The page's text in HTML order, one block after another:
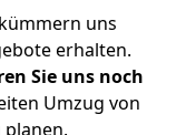
uns
erhalten.
Sie uns noch
Umzug von